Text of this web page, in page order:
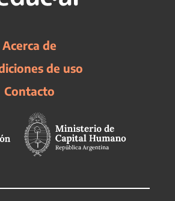
Acerca de
de uso
Contacto